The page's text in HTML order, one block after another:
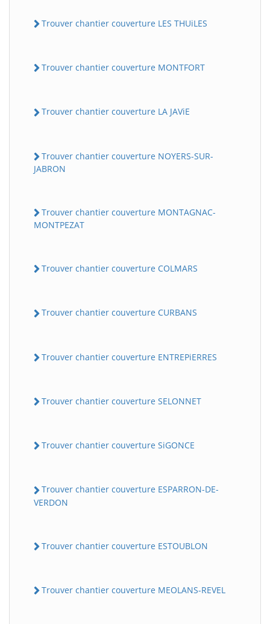
Trouver chantier couverture LES THUiLES
Trouver chantier couverture MONTFORT
Trouver chantier couverture LA JAViE
Trouver chantier couverture NOYERS-SUR-
JABRON
Trouver chantier couverture MONTAGNAC-
MONTPEZAT
Trouver chantier couverture COLMARS
Trouver chantier couverture CURBANS
Trouver chantier couverture ENTREPiERRES
Trouver chantier couverture SELONNET
Trouver chantier couverture SiGONCE
Trouver chantier couverture ESPARRON-DE-
VERDON
Trouver chantier couverture ESTOUBLON
Trouver chantier couverture MEOLANS-REVEL